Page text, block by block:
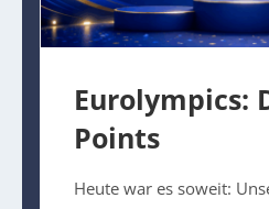
Eurolympics:
Points
Heute war es soweit: